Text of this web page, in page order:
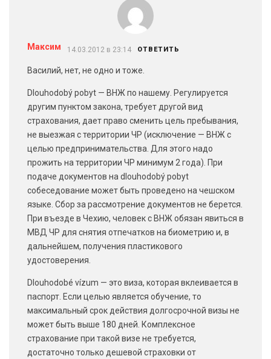
Максим 14.03.2012 в 23:14 ОТВЕТИТЬ
Василий, нет, не одно и тоже.
Dlouhodobý pobyt — ВНЖ по нашему. Регулируется
другим пунктом закона, требует другой вид
страхования, дает право сменить цель пребывания,
не выезжая с территории ЧР (исключение — ВНЖ с
целью предпринимательства. Для этого надо
прожить на территории ЧР минимум 2 года). При
подаче документов на dlouhodobý pobyt
собеседование может быть проведено на чешском
языке. Сбор за рассмотрение документов не берется.
При въезде в Чехию, человек с ВНЖ обязан явиться в
МВД ЧР для снятия отпечатков на биометрию и, в
дальнейшем, получения пластикового
удостоверения.
Dlouhodobé vízum — это виза, которая вклеивается в
паспорт. Если целью является обучение, то
максимальный срок действия долгосрочной визы не
может быть выше 180 дней. Комплексное
страхование при такой визе не требуется,
достаточно только дешевой страховки от